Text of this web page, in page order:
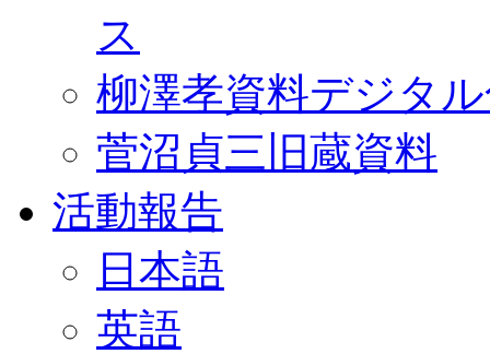
ス
柳澤孝資料デジタ
菅沼貞三旧蔵資料
活動報告
日本語
英語